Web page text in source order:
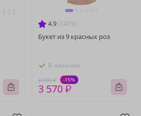
4.9 (1475)
Букет из 9 красных роз
В наличии
4 200 ₽ -15%
3 570 ₽